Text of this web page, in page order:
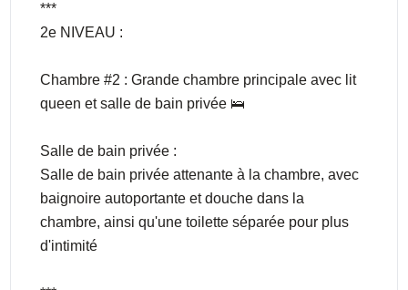
***
2e NIVEAU :
Chambre #2 : Grande chambre principale avec lit
queen et salle de bain privée 🛌
Salle de bain privée :
Salle de bain privée attenante à la chambre, avec
baignoire autoportante et douche dans la
chambre, ainsi qu'une toilette séparée pour plus
d'intimité